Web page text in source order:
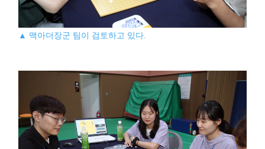
▲ 맥아더장군 팀이 검토하고 있다.